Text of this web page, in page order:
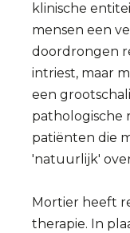
klinische
mensen een
doordrongen
intriest, maar
een
pathologische
patiënten die
'natuurlijk'
Mortier heeft
therapie. In